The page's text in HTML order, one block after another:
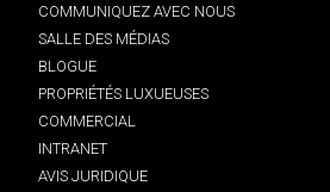
COMMUNIQUEZ AVEC NOUS
SALLE DES MÉDIAS
BLOGUE
PROPRIÉTÉS LUXUEUSES
COMMERCIAL
INTRANET
AVIS JURIDIQUE